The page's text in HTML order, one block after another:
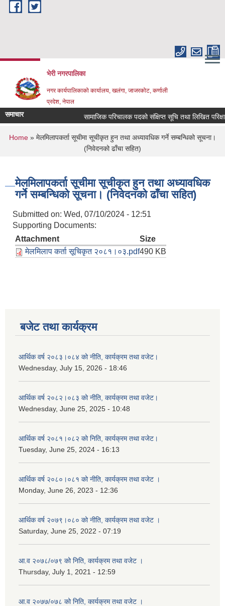
Skip to main content
भेरी नगरपालिका
नगर कार्यपालिकाको कार्यालय, खलंगा, जाजरकोट, कर्णाली
प्रदेश, नेपाल
समाचार सामाजिक परिचालक पदको संक्षिप्त सूचि तथा लिखित परिक्षा
You are here
Home » मेलमिलापकर्ता सूचीमा सूचीकृत हुन तथा अध्यावधिक गर्ने सम्बन्धिको सूचना।
(निवेदनको ढाँचा सहित)
मेलमिलापकर्ता सूचीमा सूचीकृत हुन तथा अध्यावधिक
गर्ने सम्बन्धिको सूचना। (निवेदनको ढाँचा सहित)
Submitted on: Wed, 07/10/2024 - 12:51
Supporting Documents:
Attachment
Size
मेलमिलाप कर्ता सूचिकृत २०८१।०३.pdf490 KB
बजेट तथा कार्यक्रम
आर्थिक वर्ष २०८३।०८४ को नीति, कार्यक्रम तथा वजेट।
Wednesday, July 15, 2026 - 18:46
आर्थिक वर्ष २०८२।०८३ को नीति, कार्यक्रम तथा वजेट।
Wednesday, June 25, 2025 - 10:48
आर्थिक वर्ष २०८१।०८२ को निति, कार्यक्रम तथा वजेट।
Tuesday, June 25, 2024 - 16:13
आर्थिक वर्ष २०८०।०८१ को नीति, कार्यक्रम तथा वजेट ।
Monday, June 26, 2023 - 12:36
आर्थिक वर्ष २०७९।०८० को नीति, कार्यक्रम तथा वजेट ।
Saturday, June 25, 2022 - 07:19
आ.व २०७८/०७९ को निति, कार्यक्रम तथा वजेट ।
Thursday, July 1, 2021 - 12:59
आ.व २०७७/०७८ को निति, कार्यक्रम तथा वजेट ।